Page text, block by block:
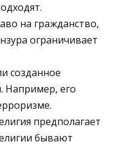
на гражданство,
ограничивает
созданное
Например, его
предполагает
бывают